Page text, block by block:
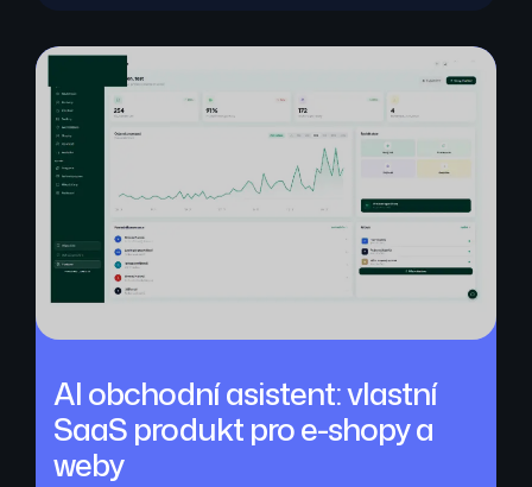
AI obchodní asistent: vlastní
SaaS produkt pro e-shopy a
weby